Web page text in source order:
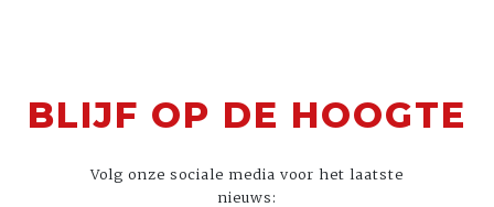
BLIJF OP DE HOOGTE
Volg onze sociale media voor het laatste
nieuws: